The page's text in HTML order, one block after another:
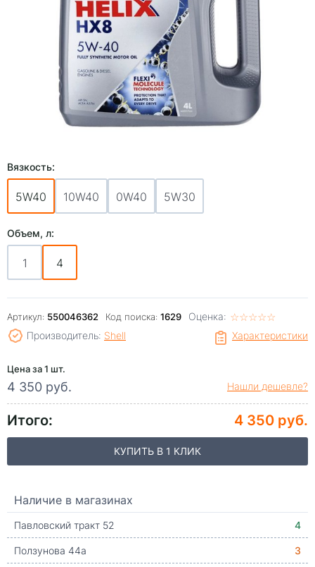
Вязкость:
5W40 10W40 0W40 5W30
Объем, л:
1 4
Артикул: 550046362 Код поиска: 1629 Оценка: ☆☆☆☆☆
★★★★★
Характеристики
Производитель: Shell
Цена за 1 шт.
4 350 руб. Нашли дешевле?
Итого: 4 350 руб.
КУПИТЬ В 1 КЛИК
Наличие в магазинах
Павловский тракт 52
4
Ползунова 44а
3